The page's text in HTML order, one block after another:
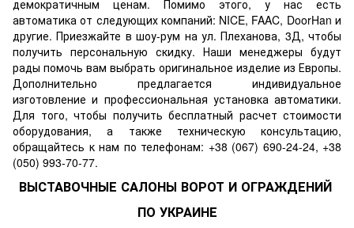
демократичным ценам. Помимо этого, у нас есть
автоматика от следующих компаний: NICE, FAAC, DoorHan и
другие. Приезжайте в шоу-рум на ул. Плеханова, 3Д, чтобы
получить персональную скидку. Наши менеджеры будут
рады помочь вам выбрать оригинальное изделие из Европы.
Дополнительно предлагается индивидуальное
изготовление и профессиональная установка автоматики.
Для того, чтобы получить бесплатный расчет стоимости
оборудования, а также техническую консультацию,
обращайтесь к нам по телефонам: +38 (067) 690-24-24, +38
(050) 993-70-77.
ВЫСТАВОЧНЫЕ САЛОНЫ ВОРОТ И ОГРАЖДЕНИЙ
ПО УКРАИНЕ